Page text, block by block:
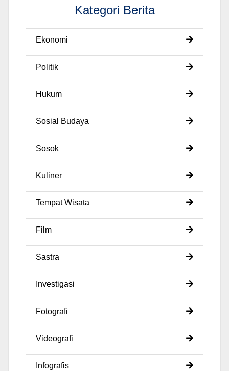
Kategori Berita
Ekonomi
Politik
Hukum
Sosial Budaya
Sosok
Kuliner
Tempat Wisata
Film
Sastra
Investigasi
Fotografi
Videografi
Infografis